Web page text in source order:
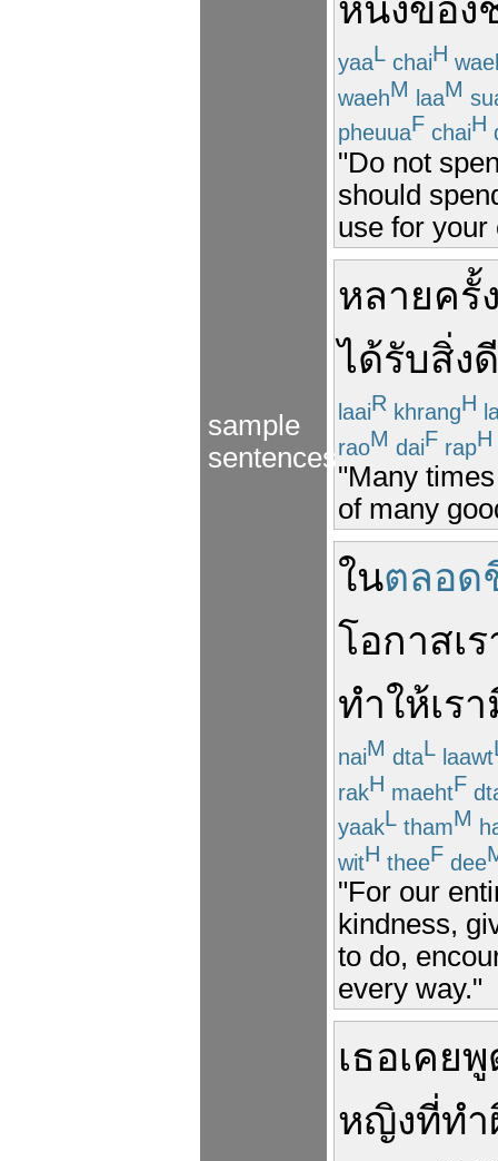
sample
sentences
หนึ่งของ
yaaL chaiH
waehM laaM
pheuuaF chaiH
"Do not
should
use for your
หลายครั้
ได้รับสิ่งดี
laaiR khrangH
raoM daiF rapH
"Many
of many
ในตลอด
โอกาสเ
ทำให้เรา
naiM dtaL laawt
rakH maehtF
yaakL thamM
witH theeF dee
"For our
kindness,
to do,
every way."
เธอเคยพู
หญิงที่ท